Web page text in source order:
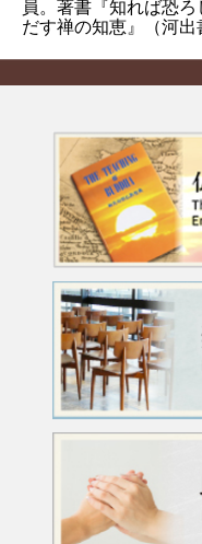
員。著書『知れば恐
だす禅の知恵』（河出